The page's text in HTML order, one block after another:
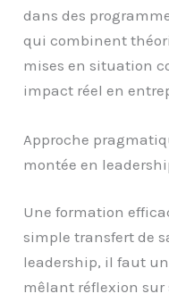
dans des
qui combinent
mises en situation
impact réel en
Approche
montée en
Une formation
simple transfert de
leadership, il faut
mêlant réflexion sur